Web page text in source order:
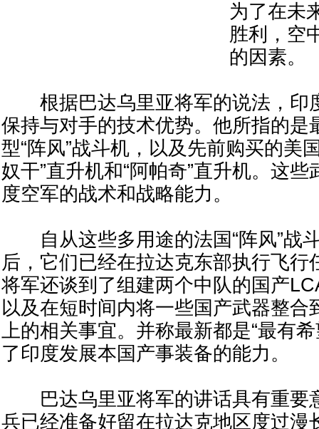
为了在未
胜利，空
的因素。
根据巴达乌里亚将军的说法，印
保持与对手的技术优势。他所指的是
型“阵风”战斗机，以及先前购买的美
奴干”直升机和“阿帕奇”直升机。这
度空军的战术和战略能力。
自从这些多用途的法国“阵风”战
后，它们已经在拉达克东部执行飞行
将军还谈到了组建两个中队的国产
以及在短时间内将一些国产武器整合
上的相关事宜。并称最新都是“最有
了印度发展本国产事装备的能力。
巴达乌里亚将军的讲话具有重要
兵已经准备好留在拉达克地区度过漫